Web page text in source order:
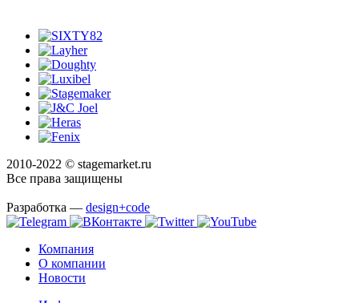
2010-2022 © stagemarket.ru
Все права защищены
Разработка — design+code
Компания
О компании
Новости